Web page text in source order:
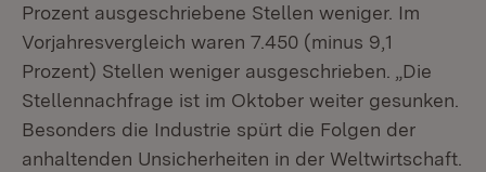
Prozent ausgeschriebene Stellen weniger. Im
Vorjahresvergleich waren 7.450 (minus 9,1
Prozent) Stellen weniger ausgeschrieben. „Die
Stellennachfrage ist im Oktober weiter gesunken.
Besonders die Industrie spürt die Folgen der
anhaltenden Unsicherheiten in der Weltwirtschaft.